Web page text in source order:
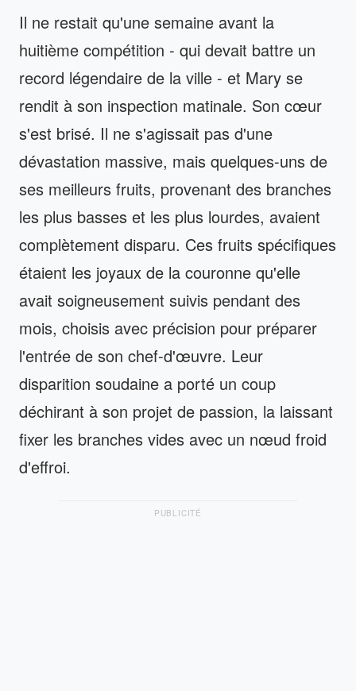
Il ne restait qu'une semaine avant la
huitième compétition - qui devait battre un
record légendaire de la ville - et Mary se
rendit à son inspection matinale. Son cœur
s'est brisé. Il ne s'agissait pas d'une
dévastation massive, mais quelques-uns de
ses meilleurs fruits, provenant des branches
les plus basses et les plus lourdes, avaient
complètement disparu. Ces fruits spécifiques
étaient les joyaux de la couronne qu'elle
avait soigneusement suivis pendant des
mois, choisis avec précision pour préparer
l'entrée de son chef-d'œuvre. Leur
disparition soudaine a porté un coup
déchirant à son projet de passion, la laissant
fixer les branches vides avec un nœud froid
d'effroi.
PUBLICITÉ